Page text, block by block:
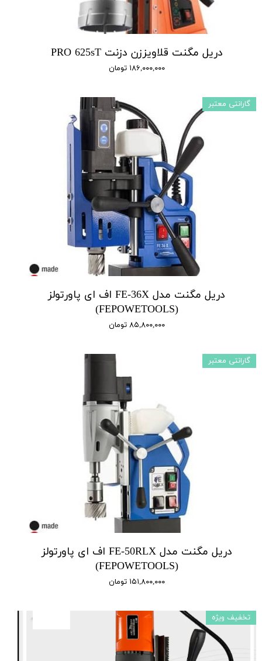
دریل مگنت قلاویززن دزنت PRO 625sT
۱۸۶,۰۰۰,۰۰۰ تومان
دریل مگنت مدل FE-36X اف ای پاورتولز
(FEPOWETOOLS)
۸۵,۸۰۰,۰۰۰ تومان
گارانتی معتبر
دریل مگنت مدل FE-50RLX اف ای پاورتولز
(FEPOWETOOLS)
۱۵۱,۸۰۰,۰۰۰ تومان
گارانتی معتبر
تخفیف ویژه